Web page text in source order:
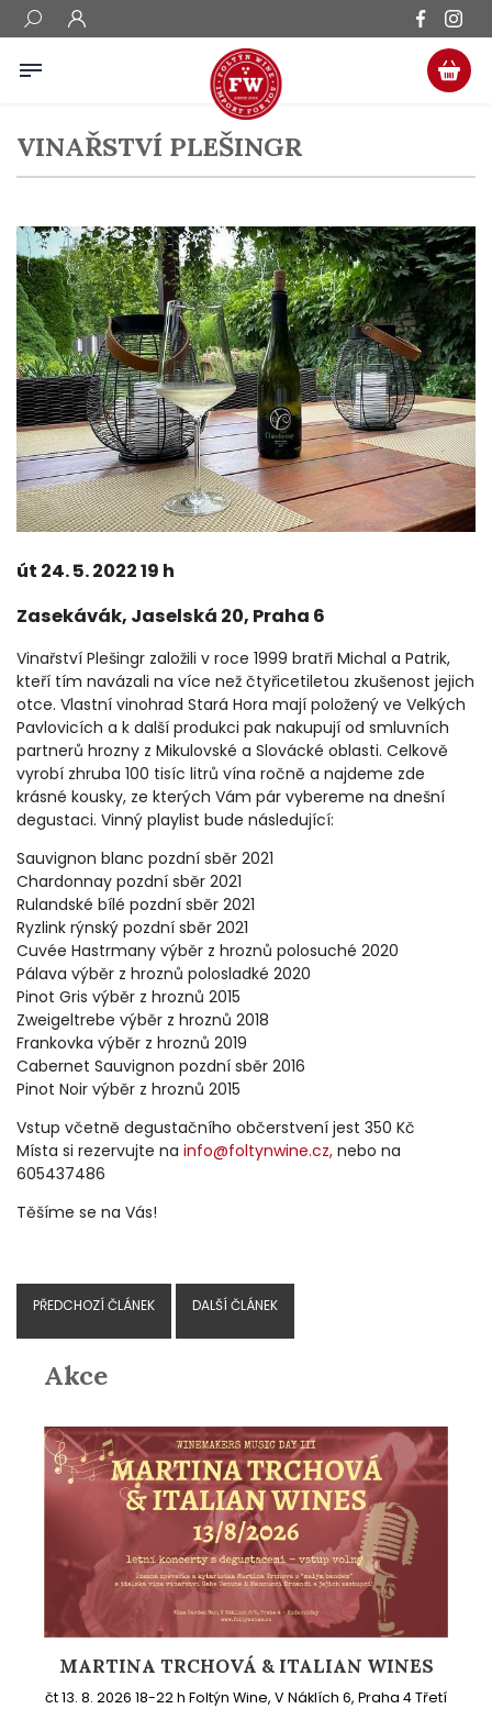
VINAŘSTVÍ PLEŠINGR
út 24. 5. 2022 19 h
Zasekávák, Jaselská 20, Praha 6
Vinařství Plešingr založili v roce 1999 bratři Michal a Patrik,
kteří tím navázali na více než čtyřicetiletou zkušenost jejich
otce. Vlastní vinohrad Stará Hora mají položený ve Velkých
Pavlovicích a k další produkci pak nakupují od smluvních
partnerů hrozny z Mikulovské a Slovácké oblasti. Celkově
vyrobí zhruba 100 tisíc litrů vína ročně a najdeme zde
krásné kousky, ze kterých Vám pár vybereme na dnešní
degustaci. Vinný playlist bude následující:
Sauvignon blanc pozdní sběr 2021
Chardonnay pozdní sběr 2021
Rulandské bílé pozdní sběr 2021
Ryzlink rýnský pozdní sběr 2021
Cuvée Hastrmany výběr z hroznů polosuché 2020
Pálava výběr z hroznů polosladké 2020
Pinot Gris výběr z hroznů 2015
Zweigeltrebe výběr z hroznů 2018
Frankovka výběr z hroznů 2019
Cabernet Sauvignon pozdní sběr 2016
Pinot Noir výběr z hroznů 2015
Vstup včetně degustačního občerstvení jest 350 Kč
Místa si rezervujte na info@foltynwine.cz, nebo na
605437486
Těšíme se na Vás!
PŘEDCHOZÍ ČLÁNEK DALŠÍ ČLÁNEK
Akce
MARTINA TRCHOVÁ & ITALIAN WINES
čt 13. 8. 2026 18-22 h Foltýn Wine, V Náklích 6, Praha 4 Třetí